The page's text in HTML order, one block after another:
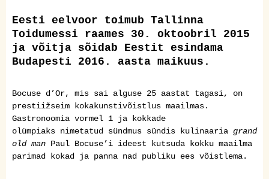
Eesti eelvoor toimub Tallinna
Toidumessi raames 30. oktoobril 2015
ja võitja sõidab Eestit esindama
Budapesti 2016. aasta maikuus.
Bocuse d’Or, mis sai alguse 25 aastat tagasi, on
prestiižseim kokakunstivõistlus maailmas.
Gastronoomia vormel 1 ja kokkade
olümpiaks nimetatud sündmus sündis kulinaaria grand
old man Paul Bocuse’i ideest kutsuda kokku maailma
parimad kokad ja panna nad publiku ees võistlema.